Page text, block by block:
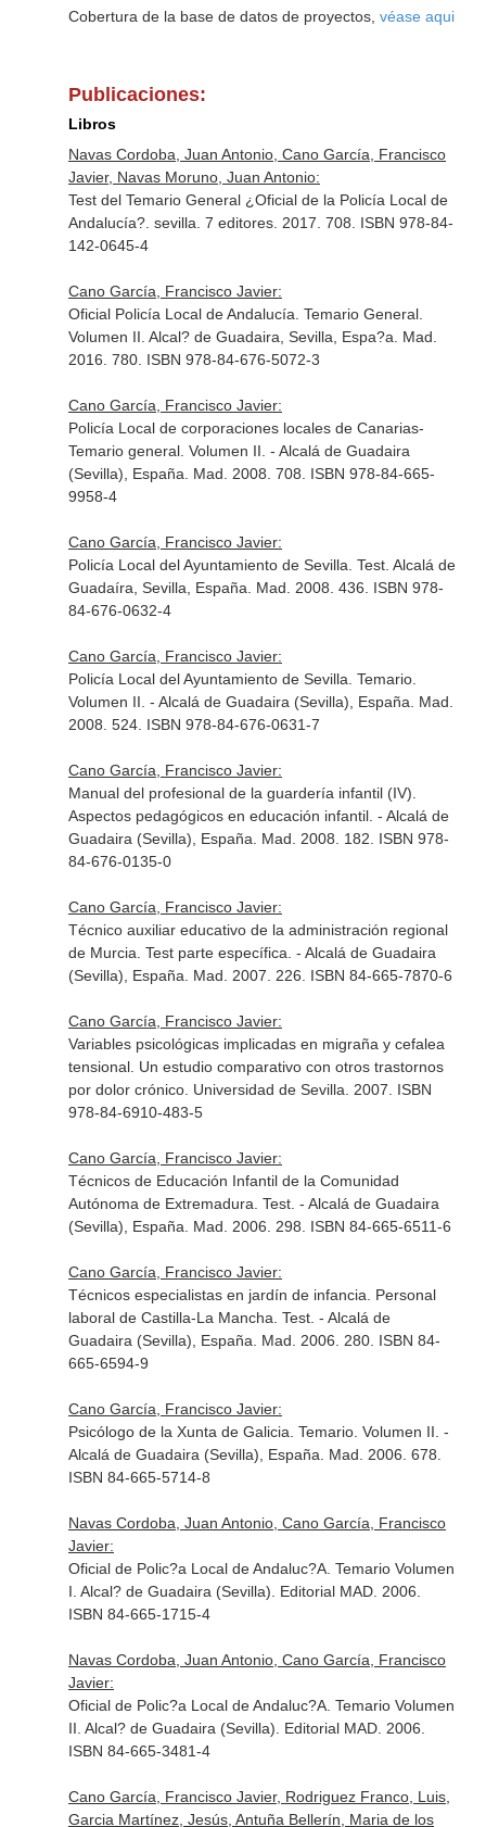
Cobertura de la base de datos de proyectos, véase aqui
Publicaciones:
Libros
Navas Cordoba, Juan Antonio, Cano García, Francisco
Javier, Navas Moruno, Juan Antonio:
Test del Temario General ¿Oficial de la Policía Local de
Andalucía?. sevilla. 7 editores. 2017. 708. ISBN 978-84-
142-0645-4
Cano García, Francisco Javier:
Oficial Policía Local de Andalucía. Temario General.
Volumen II. Alcal? de Guadaira, Sevilla, Espa?a. Mad.
2016. 780. ISBN 978-84-676-5072-3
Cano García, Francisco Javier:
Policía Local de corporaciones locales de Canarias-
Temario general. Volumen II. - Alcalá de Guadaira
(Sevilla), España. Mad. 2008. 708. ISBN 978-84-665-
9958-4
Cano García, Francisco Javier:
Policía Local del Ayuntamiento de Sevilla. Test. Alcalá de
Guadaíra, Sevilla, España. Mad. 2008. 436. ISBN 978-
84-676-0632-4
Cano García, Francisco Javier:
Policía Local del Ayuntamiento de Sevilla. Temario.
Volumen II. - Alcalá de Guadaira (Sevilla), España. Mad.
2008. 524. ISBN 978-84-676-0631-7
Cano García, Francisco Javier:
Manual del profesional de la guardería infantil (IV).
Aspectos pedagógicos en educación infantil. - Alcalá de
Guadaira (Sevilla), España. Mad. 2008. 182. ISBN 978-
84-676-0135-0
Cano García, Francisco Javier:
Técnico auxiliar educativo de la administración regional
de Murcia. Test parte específica. - Alcalá de Guadaira
(Sevilla), España. Mad. 2007. 226. ISBN 84-665-7870-6
Cano García, Francisco Javier:
Variables psicológicas implicadas en migraña y cefalea
tensional. Un estudio comparativo con otros trastornos
por dolor crónico. Universidad de Sevilla. 2007. ISBN
978-84-6910-483-5
Cano García, Francisco Javier:
Técnicos de Educación Infantil de la Comunidad
Autónoma de Extremadura. Test. - Alcalá de Guadaira
(Sevilla), España. Mad. 2006. 298. ISBN 84-665-6511-6
Cano García, Francisco Javier:
Técnicos especialistas en jardín de infancia. Personal
laboral de Castilla-La Mancha. Test. - Alcalá de
Guadaira (Sevilla), España. Mad. 2006. 280. ISBN 84-
665-6594-9
Cano García, Francisco Javier:
Psicólogo de la Xunta de Galicia. Temario. Volumen II. -
Alcalá de Guadaira (Sevilla), España. Mad. 2006. 678.
ISBN 84-665-5714-8
Navas Cordoba, Juan Antonio, Cano García, Francisco
Javier:
Oficial de Polic?a Local de Andaluc?A. Temario Volumen
I. Alcal? de Guadaira (Sevilla). Editorial MAD. 2006.
ISBN 84-665-1715-4
Navas Cordoba, Juan Antonio, Cano García, Francisco
Javier:
Oficial de Polic?a Local de Andaluc?A. Temario Volumen
II. Alcal? de Guadaira (Sevilla). Editorial MAD. 2006.
ISBN 84-665-3481-4
Cano García, Francisco Javier, Rodriguez Franco, Luis,
Garcia Martínez, Jesús, Antuña Bellerín, Maria de los